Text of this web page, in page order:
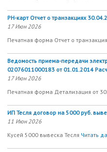
РН-карт Отчет о транзакциях
17 Июн 2026
Печатная форма Отчет о
Ведомость приема-передачи
02076011000183 от 01.01.2014
17 Июн 2026
Печатная форма Детализация от
ИП Тесля договор на 5000 руб.
11 Июн 2026
Кусей 5000 вывеска Тесля Читать